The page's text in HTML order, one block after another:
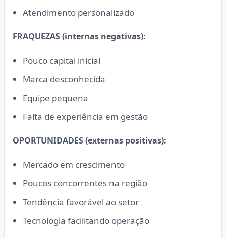
Atendimento personalizado
FRAQUEZAS (internas negativas):
Pouco capital inicial
Marca desconhecida
Equipe pequena
Falta de experiência em gestão
OPORTUNIDADES (externas positivas):
Mercado em crescimento
Poucos concorrentes na região
Tendência favorável ao setor
Tecnologia facilitando operação